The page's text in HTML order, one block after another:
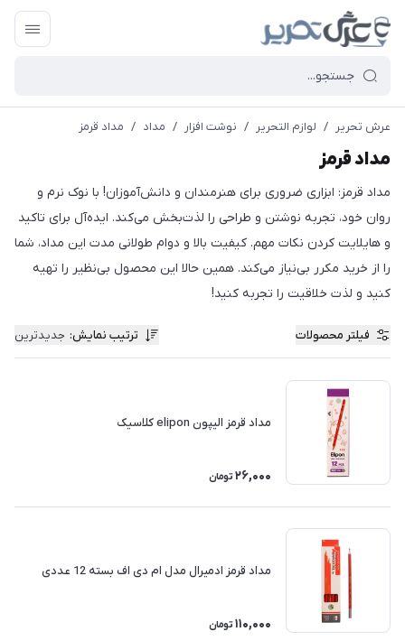
عرش تحریر / لوازم التحریر / نوشت افزار / مداد / مداد قرمز
مداد قرمز
مداد قرمز: ابزاری ضروری برای هنرمندان و دانش‌آموزان! با نوک نرم و
روان خود، تجربه نوشتن و طراحی را لذت‌بخش می‌کند. ایده‌آل برای تاکید
و هایلایت کردن نکات مهم. کیفیت بالا و دوام طولانی مدت این مداد، شما
را از خرید مکرر بی‌نیاز می‌کند. همین حالا این محصول بی‌نظیر را تهیه
کنید و لذت خلاقیت را تجربه کنید!
فیلتر محصولات ترتیب نمایش: جدیدترین
مداد قرمز الیپون elipon کلاسیک
26,000 تومان
مداد قرمز ادمیرال مدل ام دی اف بسته 12 عددی
110,000 تومان